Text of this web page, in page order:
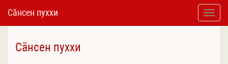
Toggle
Сӑнсен пуххи
Сӑнсен пуххи